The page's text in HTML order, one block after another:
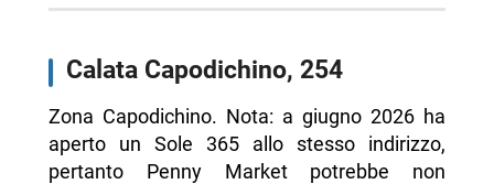
Calata Capodichino, 254
Zona Capodichino. Nota: a giugno 2026 ha
aperto un Sole 365 allo stesso indirizzo,
pertanto Penny Market potrebbe non